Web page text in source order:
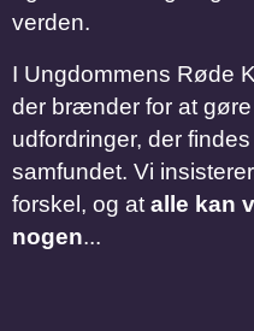
verden.
I Ungdommens Røde
der brænder for at
udfordringer, der
samfundet. Vi
forskel, og at alle kan
nogen...